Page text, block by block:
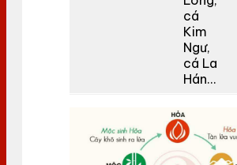
cá
Kim
Ngư,
cá La
Hán…